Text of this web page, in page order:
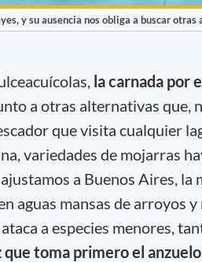
y su ausencia nos obliga a buscar
la carnada por
a otras alternativas que,
que visita cualquier
variedades de mojarras
a Buenos Aires, la
aguas mansas de arroyos
a especies menores,
que toma primero el